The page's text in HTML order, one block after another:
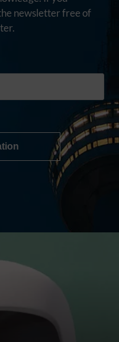
newsletter free of